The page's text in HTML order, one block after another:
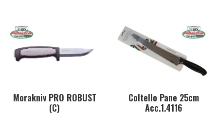
Add to Wishlist
Quick View
Morakniv PRO ROBUST
(C)
Coltello Pane 25cm
Acc.1.4116